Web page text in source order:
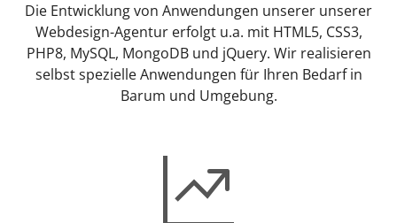
Die Entwicklung von Anwendungen unserer unserer
Webdesign-Agentur erfolgt u.a. mit HTML5, CSS3,
PHP8, MySQL, MongoDB und jQuery. Wir realisieren
selbst spezielle Anwendungen für Ihren Bedarf in
Barum und Umgebung.